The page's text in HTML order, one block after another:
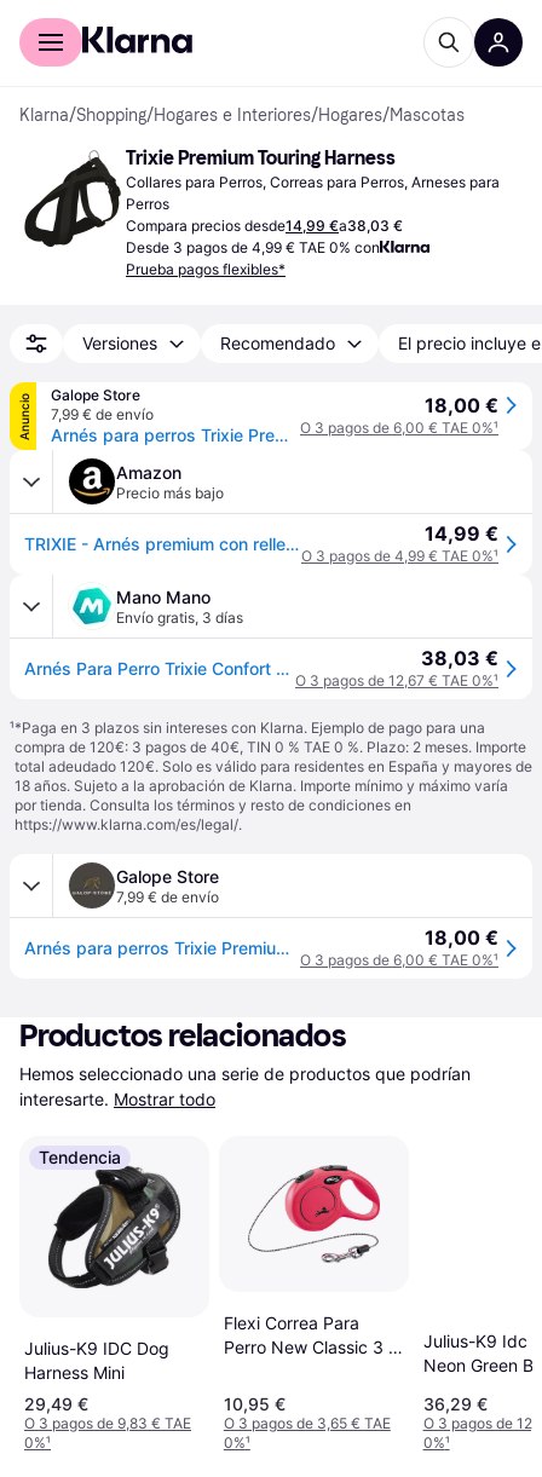
Comprar con Klarna
Klarna/Shopping/Hogares e Interiores/Hogares/Mascotas
Trixie Premium Touring Harness
Collares para Perros, Correas para Perros, Arneses para
Perros
Compara precios desde14,99 €a38,03 €
Desde 3 pagos de 4,99 € TAE 0% con
Prueba pagos flexibles*
Versiones Recomendado El precio incluye
Anuncio
Galope Store
7,99 € de envío
Arnés para perros Trixie Premium Touring - Noir
18,00 €
O 3 pagos de 6,00 € TAE 0%¹
Amazon
Precio más bajo
TRIXIE - Arnés premium con relleno de vellón, S: 35–65 cm/20 mm, Negro 14,99 €
O 3 pagos de 4,99 € TAE 0%¹
Mano Mano
Envío gratis, 3 días
Arnés Para Perro Trixie Confort New Premium Negro S 38,03 €
O 3 pagos de 12,67 € TAE 0%¹
¹*Paga en 3 plazos sin intereses con Klarna. Ejemplo de pago para una
compra de 120€: 3 pagos de 40€, TIN 0 % TAE 0 %. Plazo: 2 meses. Importe
total adeudado 120€. Solo es válido para residentes en España y mayores de
18 años. Sujeto a la aprobación de Klarna. Importe mínimo y máximo varía
por tienda. Consulta los términos y resto de condiciones en
https://www.klarna.com/es/legal/.
Galope Store
7,99 € de envío
Arnés para perros Trixie Premium Touring - Noir 18,00 €
O 3 pagos de 6,00 € TAE 0%¹
Productos relacionados
Hemos seleccionado una serie de productos que podrían
interesarte. Mostrar todo
Tendencia
Julius-K9 IDC Dog
Harness Mini
29,49 €
O 3 pagos de 9,83 € TAE
0%¹
Flexi Correa Para
Perro New Classic 3 m
10,95 €
O 3 pagos de 3,65 € TAE
0%¹
Julius-K9 Idc
Neon Green
36,29 €
O 3 pagos de
0%¹